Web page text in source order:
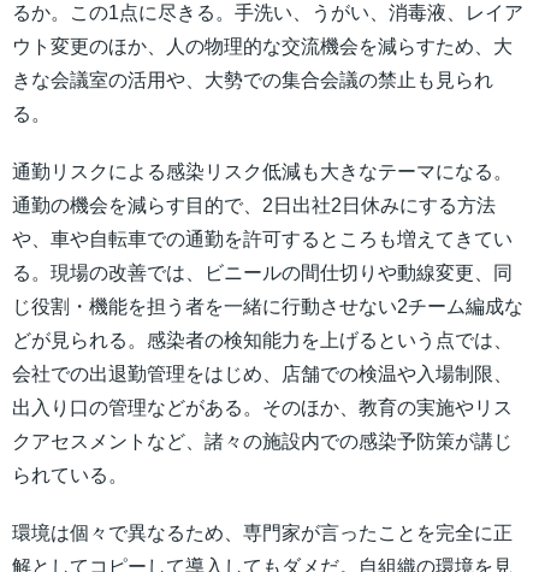
るか。この1点に尽きる。手洗い、うがい、消毒液、レイア
ウト変更のほか、人の物理的な交流機会を減らすため、大
きな会議室の活用や、大勢での集合会議の禁止も見られ
る。
通勤リスクによる感染リスク低減も大きなテーマになる。
通勤の機会を減らす目的で、2日出社2日休みにする方法
や、車や自転車での通勤を許可するところも増えてきてい
る。現場の改善では、ビニールの間仕切りや動線変更、同
じ役割・機能を担う者を一緒に行動させない2チーム編成な
どが見られる。感染者の検知能力を上げるという点では、
会社での出退勤管理をはじめ、店舗での検温や入場制限、
出入り口の管理などがある。そのほか、教育の実施やリス
クアセスメントなど、諸々の施設内での感染予防策が講じ
られている。
環境は個々で異なるため、専門家が言ったことを完全に正
解としてコピーして導入してもダメだ。自組織の環境を見